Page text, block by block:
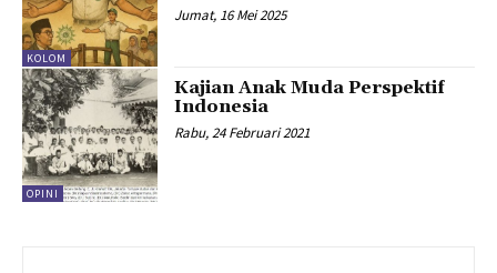
KOLOM
Jumat, 16 Mei 2025
OPINI
Kajian Anak Muda Perspektif
Indonesia
Rabu, 24 Februari 2021